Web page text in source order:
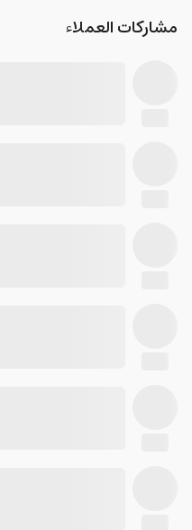
مشاركات العملاء